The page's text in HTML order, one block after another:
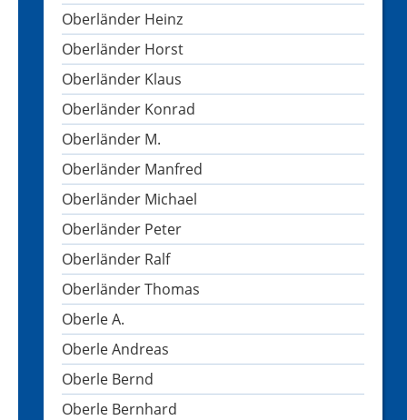
Oberländer Heinz
Oberländer Horst
Oberländer Klaus
Oberländer Konrad
Oberländer M.
Oberländer Manfred
Oberländer Michael
Oberländer Peter
Oberländer Ralf
Oberländer Thomas
Oberle A.
Oberle Andreas
Oberle Bernd
Oberle Bernhard